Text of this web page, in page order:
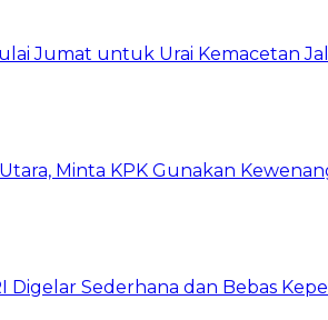
Jumat untuk Urai Kemacetan
Minta KPK Gunakan
Sederhana dan Bebas